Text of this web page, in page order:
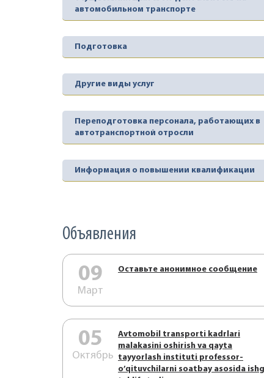
автомобильном транспорте
Подготовка
Другие виды услуг
Переподготовка персонала, работающих в
автотранспортной отросли
Информация о повышении квалификации
Объявления
09
Март
Оставьте анонимное сообщение
05
Октябрь
Аvtоmоbil trаnspоrti kаdrlаri
mаlаkаsini оshirish vа qаytа
tаyyorlаsh instituti prоfеssоr-
o’qituvchilаrni sоаtbаy аsоsidа